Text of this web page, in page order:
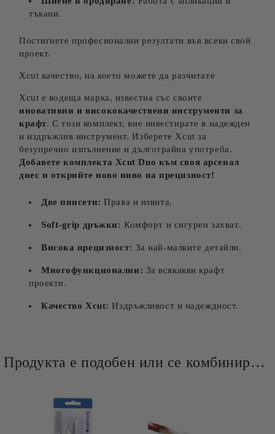
тъкани.
Постигнете професионални резултати във всеки свой
проект.
Xcut качество, на което можете да разчитате
Xcut е водеща марка, известна със своите
иновативни и висококачествени инструменти за
крафт. С този комплект, вие инвестирате в надежден
и издръжлив инструмент. Изберете Xcut за
безупречно изпълнение и дълготрайна употреба.
Добавете комплекта Xcut Duo към своя арсенал
днес и открийте ново ниво на прецизност!
Две пинсети: Права и извита.
Soft-grip дръжки: Комфорт и сигурен захват.
Висока прецизност: За най-малките детайли.
Многофункционални: За всякакви крафт
проекти.
Качество Xcut: Издръжливост и надеждност.
Продукта е подобен или се комбинира добре и със следните продукти :